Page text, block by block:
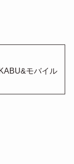
モバイル